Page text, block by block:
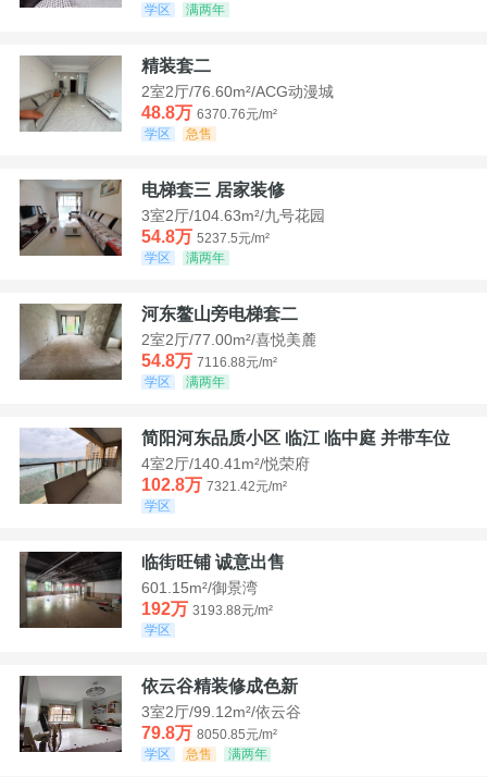
学区
满两年
精装套二
2室2厅/76.60m²/ACG动漫城
48.8万 6370.76元/m²
学区
急售
电梯套三 居家装修
3室2厅/104.63m²/九号花园
54.8万 5237.5元/m²
学区
满两年
河东鳌山旁电梯套二
2室2厅/77.00m²/喜悦美麓
54.8万 7116.88元/m²
学区
满两年
简阳河东品质小区 临江 临中庭 并带车位
4室2厅/140.41m²/悦荣府
102.8万 7321.42元/m²
学区
临街旺铺 诚意出售
601.15m²/御景湾
192万 3193.88元/m²
学区
依云谷精装修成色新
3室2厅/99.12m²/依云谷
79.8万 8050.85元/m²
学区
急售 满两年